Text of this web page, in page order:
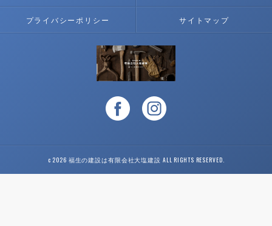
プライバシーポリシー サイトマップ
c 2026 福生の建設は有限会社大塩建設 ALL RIGHTS RESERVED.